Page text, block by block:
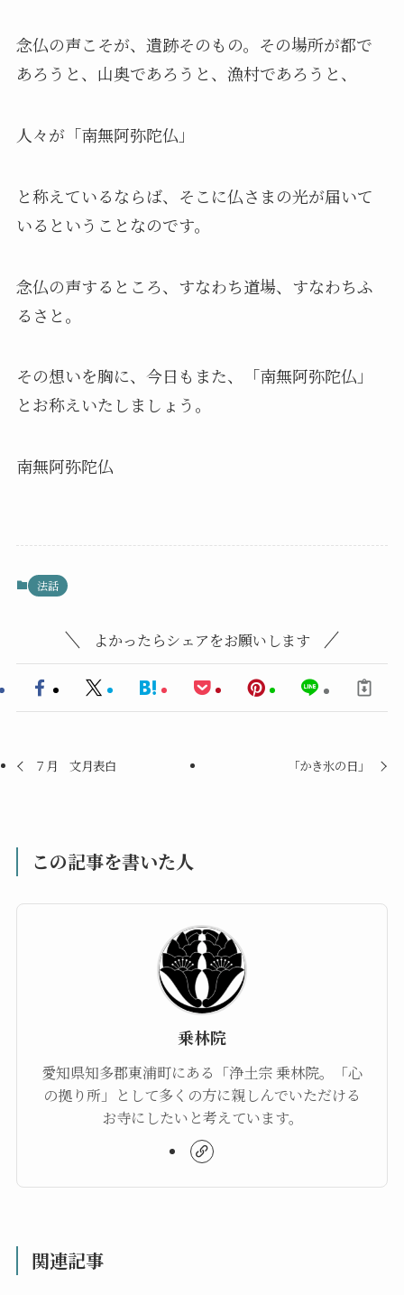
念仏の声こそが、遺跡そのもの。その場所が都で
あろうと、山奥であろうと、漁村であろうと、
人々が「南無阿弥陀仏」
と称えているならば、そこに仏さまの光が届いて
いるということなのです。
念仏の声するところ、すなわち道場、すなわちふ
るさと。
その想いを胸に、今日もまた、「南無阿弥陀仏」
とお称えいたしましょう。
南無阿弥陀仏
法話
よかったらシェアをお願いします
７月 文月表白 「かき氷の日」
この記事を書いた人
乗林院
愛知県知多郡東浦町にある「浄土宗 乗林院。「心
の拠り所」として多くの方に親しんでいただける
お寺にしたいと考えています。
関連記事